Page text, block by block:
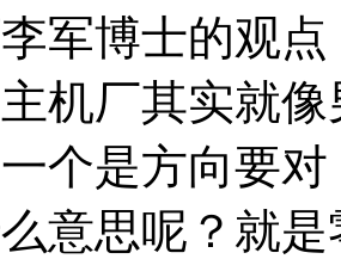
军博士的观
机厂其实就
个是方向要
意思呢？就